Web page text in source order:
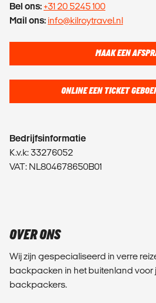
Bel ons:+31 20 5245 100
Mail ons: info@kilroytravel.nl
MAAK EEN
ONLINE EEN TICKET
Bedrijfsinformatie
K.v.k: 33276052
VAT: NL804678650B01
OVER ONS
Wij zijn gespecialiseerd in verre
backpacken in het buitenland voor
backpackers.